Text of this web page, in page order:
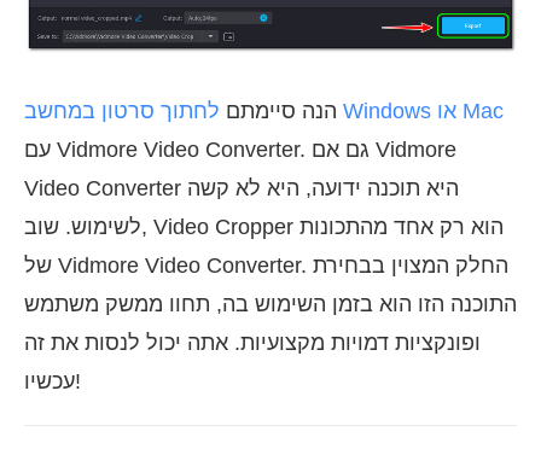
הנה סיימתם
לחתוך סרטון במחשב Windows או Mac
עם Vidmore Video Converter. גם אם Vidmore
Video Converter היא תוכנה ידועה, היא לא קשה
לשימוש. שוב, Video Cropper הוא רק אחד מהתכונות
של Vidmore Video Converter. החלק המצוין בבחירת
התוכנה הזו הוא בזמן השימוש בה, תחוו ממשק משתמש
ופונקציות דמויות מקצועיות. אתה יכול לנסות את זה
עכשיו!